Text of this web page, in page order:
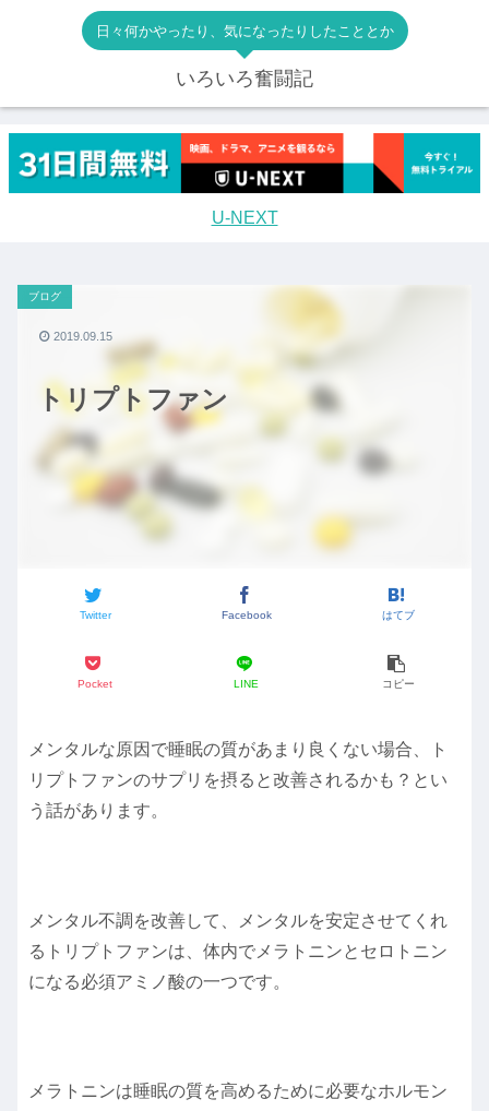
日々何かやったり、気になったりしたこととか
いろいろ奮闘記
U-NEXT
トリプトファン
ブログ
Twitter Facebook はてブ
Pocket LINE コピー
2019.09.15
メンタルな原因で睡眠の質があまり良くない場合、ト
リプトファンのサプリを摂ると改善されるかも？とい
う話があります。
メンタル不調を改善して、メンタルを安定させてくれ
るトリプトファンは、体内でメラトニンとセロトニン
になる必須アミノ酸の一つです。
メラトニンは睡眠の質を高めるために必要なホルモン